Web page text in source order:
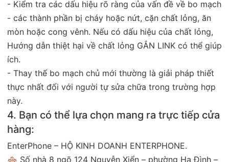
- Kiểm tra các dấu hiệu rõ ràng của vấn đề về bo mạch
- các thành phần bị cháy hoặc nứt, cặn chất lỏng, ăn
mòn hoặc cong vênh. Nếu có dấu hiệu của chất lỏng,
Hướng dẫn thiệt hại về chất lỏng GẮN LINK có thể giúp
ích.
- Thay thế bo mạch chủ mới thường là giải pháp thiết
thực nhất đối với người tự sửa chữa trong trường hợp
này.
4. Bạn có thể lựa chọn mang ra trực tiếp cửa
hàng:
EnterPhone – HỘ KINH DOANH ENTERPHONE.
🏘 Số nhà 8 ngõ 124 Nguyễn Xiển – phường Hạ Đình –